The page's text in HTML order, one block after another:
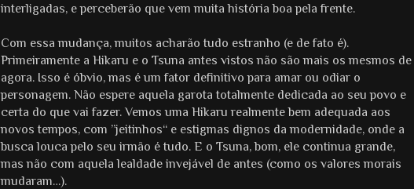
interligadas, e perceberão que vem muita história boa pela frente.
Com essa mudança, muitos acharão tudo estranho (e de fato é).
Primeiramente a Hikaru e o Tsuna antes vistos não são mais os mesmos de
agora. Isso é óbvio, mas é um fator definitivo para amar ou odiar o
personagem. Não espere aquela garota totalmente dedicada ao seu povo e
certa do que vai fazer. Vemos uma Hikaru realmente bem adequada aos
novos tempos, com ”jeitinhos“ e estigmas dignos da modernidade, onde a
busca louca pelo seu irmão é tudo. E o Tsuna, bom, ele continua grande,
mas não com aquela lealdade invejável de antes (como os valores morais
mudaram…).